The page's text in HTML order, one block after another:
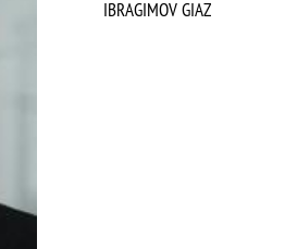
IBRAGIMOV GIAZ